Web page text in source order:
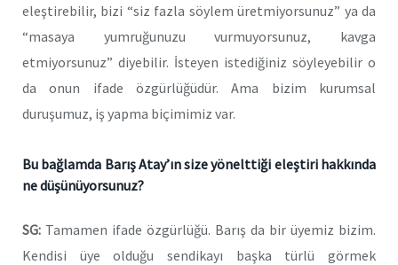
eleştirebilir, bizi “siz fazla söylem üretmiyorsunuz” ya da
“masaya yumruğunuzu vurmuyorsunuz, kavga
etmiyorsunuz” diyebilir. İsteyen istediğiniz söyleyebilir o
da onun ifade özgürlüğüdür. Ama bizim kurumsal
duruşumuz, iş yapma biçimimiz var.
Bu bağlamda Barış Atay’ın size yönelttiği eleştiri hakkında
ne düşünüyorsunuz?
SG: Tamamen ifade özgürlüğü. Barış da bir üyemiz bizim.
Kendisi üye olduğu sendikayı başka türlü görmek